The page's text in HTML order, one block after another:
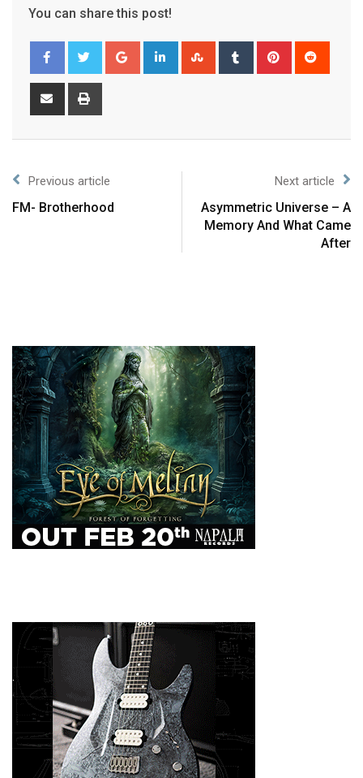
You can share this post!
Previous article
FM- Brotherhood
Next article
Asymmetric Universe – A
Memory And What Came
After